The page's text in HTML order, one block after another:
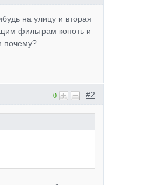
на улицу и вторая
фильтрам копоть и
почему?
#2
0